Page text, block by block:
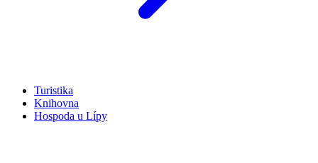
Turistika
Knihovna
Hospoda u Lípy